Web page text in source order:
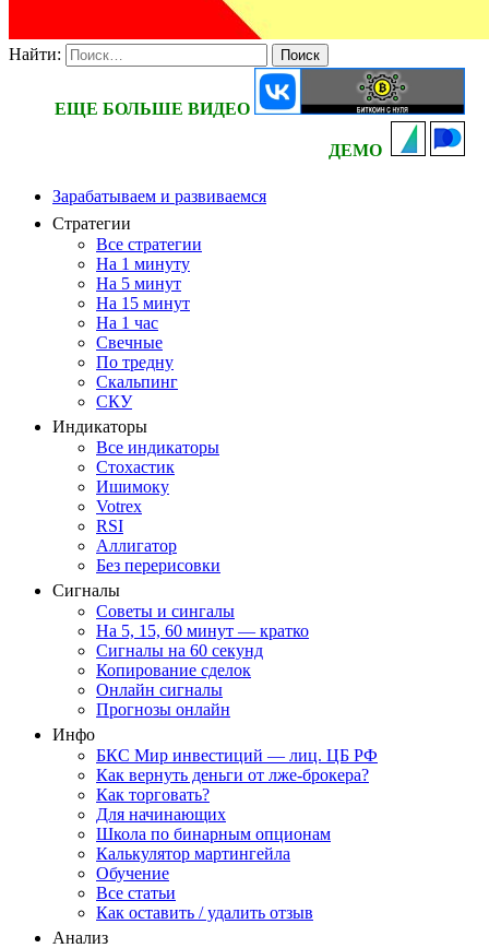
Найти:
ЕЩЕ БОЛЬШЕ ВИДЕО
ДЕМО
Зарабатываем и развиваемся
Стратегии
Все стратегии
На 1 минуту
На 5 минут
На 15 минут
На 1 час
Свечные
По тредну
Скальпинг
СКУ
Индикаторы
Все индикаторы
Стохастик
Ишимоку
Votrex
RSI
Аллигатор
Без перерисовки
Сигналы
Советы и сингалы
На 5, 15, 60 минут — кратко
Сигналы на 60 секунд
Копирование сделок
Онлайн сигналы
Прогнозы онлайн
Инфо
БКС Мир инвестиций — лиц. ЦБ РФ
Как вернуть деньги от лже-брокера?
Как торговать?
Для начинающих
Школа по бинарным опционам
Калькулятор мартингейла
Обучение
Все статьи
Как оставить / удалить отзыв
Анализ